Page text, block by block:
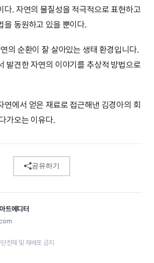
다. 자연의 물질성을 적극적으로 표현하고
을 동원하고 있을 뿐이다.
의 순환이 잘 살아있는 생태 환경입니다.
발견한 자연의 이야기를 추상적 방법으로
연에서 얻은 재료로 접근해낸 김경아의 회
가오는 이유다.
공유하기
트에디터
전재 및 재배포 금지